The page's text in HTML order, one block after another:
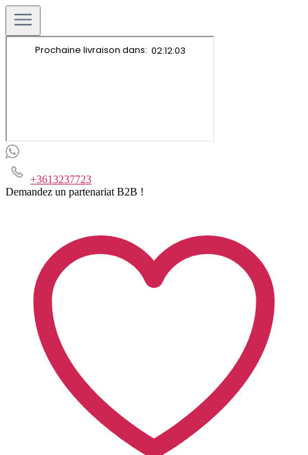
+3613237723
Demandez un partenariat B2B !